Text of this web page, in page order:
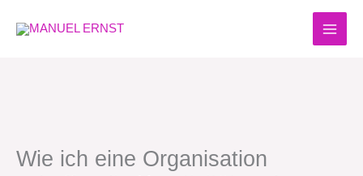
Inhalt
Wie ich eine Organisation